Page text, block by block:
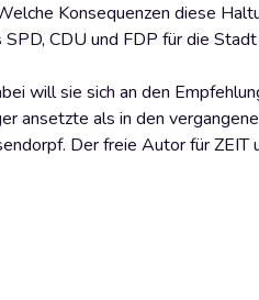
Konsequenzen diese
CDU und FDP für die
will sie sich an den
ansetzte als in den
Der freie Autor für ZEIT